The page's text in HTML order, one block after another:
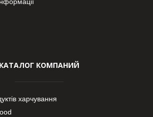
КАТАЛОГ КОМПАНИЙ
харчування